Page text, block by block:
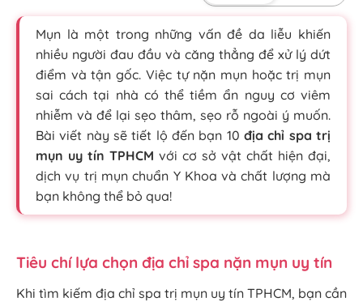
Mụn là một trong những vấn đề da liễu khiến
nhiều người đau đầu và căng thẳng để xử lý dứt
điểm và tận gốc. Việc tự nặn mụn hoặc trị mụn
sai cách tại nhà có thể tiềm ẩn nguy cơ viêm
nhiễm và để lại sẹo thâm, sẹo rỗ ngoài ý muốn.
Bài viết này sẽ tiết lộ đến bạn 10 địa chỉ spa trị
mụn uy tín TPHCM với cơ sở vật chất hiện đại,
dịch vụ trị mụn chuẩn Y Khoa và chất lượng mà
bạn không thể bỏ qua!
Tiêu chí lựa chọn địa chỉ spa nặn mụn uy tín
Khi tìm kiếm địa chỉ spa trị mụn uy tín TPHCM, bạn cần